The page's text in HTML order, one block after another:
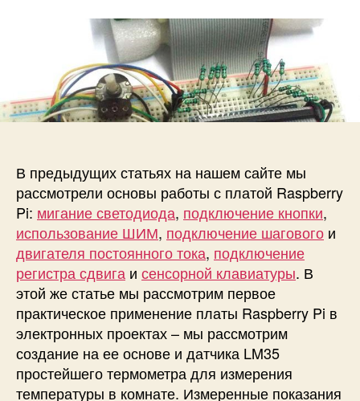
п
и
с
з
п
и
с
и
п
и
с
и
И
з
р
е
и
е
т
е
м
п
е
р
а
т
В предыдущих статьях на нашем сайте мы
рассмотрели основы работы с платой Raspberry
Pi: мигание светодиода, подключение кнопки,
использование ШИМ, подключение шагового и
двигателя постоянного тока, подключение
регистра сдвига и сенсорной клавиатуры. В
этой же статье мы рассмотрим первое
практическое применение платы Raspberry Pi в
электронных проектах – мы рассмотрим
создание на ее основе и датчика LM35
простейшего термометра для измерения
температуры в комнате. Измеренные показания